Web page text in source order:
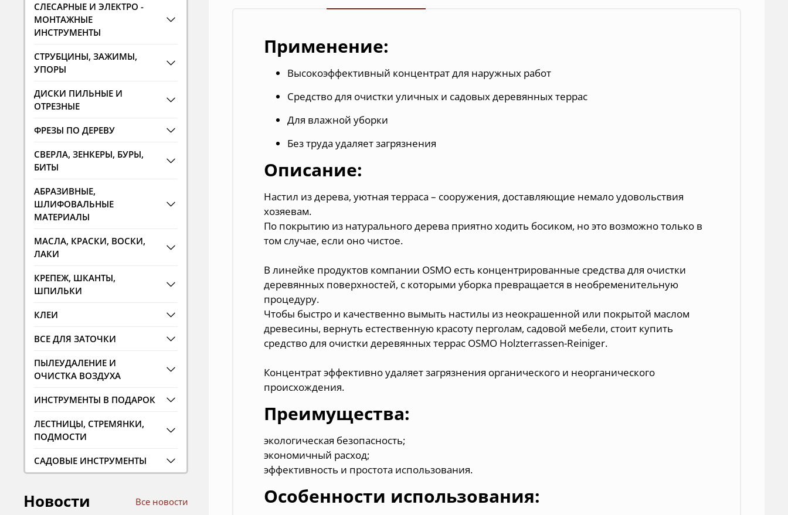
Применение:
Высокоэффективный концентрат для наружных работ
Средство для очистки уличных и садовых деревянных террас
Для влажной уборки
Без труда удаляет загрязнения
Описание:
Настил из дерева, уютная терраса – сооружения, доставляющие немало удовольствия
хозяевам.
По покрытию из натурального дерева приятно ходить босиком, но это возможно только в
том случае, если оно чистое.
В линейке продуктов компании OSMO есть концентрированные средства для очистки
деревянных поверхностей, с которыми уборка превращается в необременительную
процедуру.
Чтобы быстро и качественно вымыть настилы из неокрашенной или покрытой маслом
древесины, вернуть естественную красоту перголам, садовой мебели, стоит купить
средство для очистки деревянных террас OSMO Holzterrassen-Reiniger.
Концентрат эффективно удаляет загрязнения органического и неорганического
происхождения.
Преимущества:
экологическая безопасность;
экономичный расход;
эффективность и простота использования.
Особенности использования:
СЛЕСАРНЫЕ И ЭЛЕКТРО -
МОНТАЖНЫЕ
ИНСТРУМЕНТЫ
СТРУБЦИНЫ, ЗАЖИМЫ,
УПОРЫ
ДИСКИ ПИЛЬНЫЕ И
ОТРЕЗНЫЕ
ФРЕЗЫ ПО ДЕРЕВУ
СВЕРЛА, ЗЕНКЕРЫ, БУРЫ,
БИТЫ
АБРАЗИВНЫЕ,
ШЛИФОВАЛЬНЫЕ
МАТЕРИАЛЫ
МАСЛА, КРАСКИ, ВОСКИ,
ЛАКИ
КРЕПЕЖ, ШКАНТЫ,
ШПИЛЬКИ
КЛЕИ
ВСЕ ДЛЯ ЗАТОЧКИ
ПЫЛЕУДАЛЕНИЕ И
ОЧИСТКА ВОЗДУХА
ИНСТРУМЕНТЫ В ПОДАРОК
ЛЕСТНИЦЫ, СТРЕМЯНКИ,
ПОДМОСТИ
САДОВЫЕ ИНСТРУМЕНТЫ
Новости Все новости